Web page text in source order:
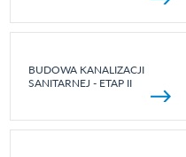
BUDOWA KANALIZACJI
SANITARNEJ - ETAP II